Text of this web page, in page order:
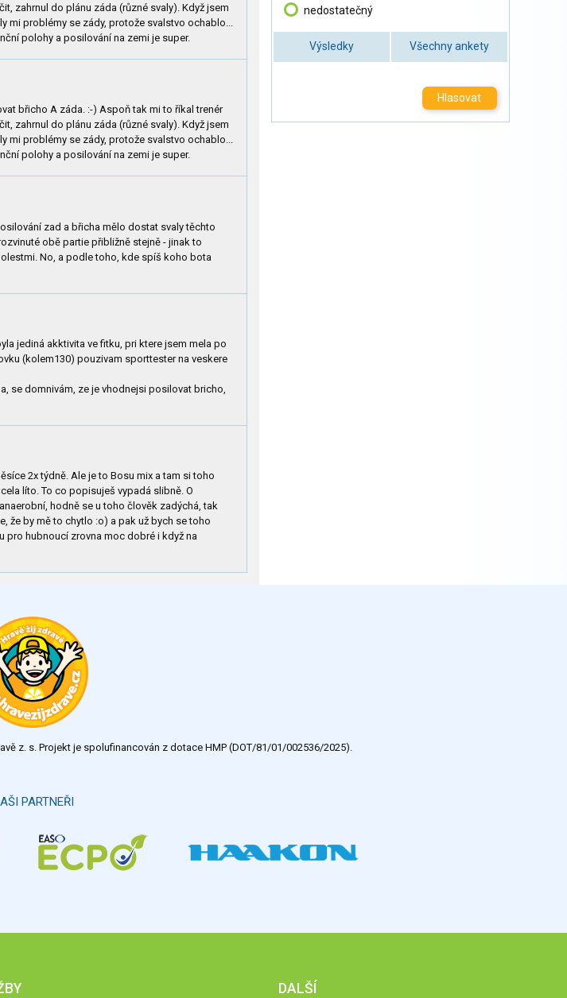
zahrnul do plánu záda (různé svaly). Když jsem
mi problémy se zády, protože svalstvo ochablo...
polohy a posilování na zemi je super.
břicho A záda. :-) Aspoň tak mi to říkal trenér
zahrnul do plánu záda (různé svaly). Když jsem
mi problémy se zády, protože svalstvo ochablo...
polohy a posilování na zemi je super.
zad a břicha mělo dostat svaly těchto
obě partie přibližně stejně - jinak to
No, a podle toho, kde spíš koho bota
jediná akktivita ve fitku, pri ktere jsem mela po
(kolem130) pouzivam sporttester na veskere
se domnivám, ze je vhodnejsi posilovat bricho,
2x týdně. Ale je to Bosu mix a tam si toho
líto. To co popisuješ vypadá slibně. O
hodně se u toho člověk zadýchá, tak
že by mě to chytlo :o) a pak už bych se toho
pro hubnoucí zrovna moc dobré i když na
nedostatečný
Výsledky Všechny ankety
Hlasovat
z. s. Projekt je spolufinancován z dotace HMP (DOT/81/01/002536/2025).
PARTNEŘI
DALŠÍ